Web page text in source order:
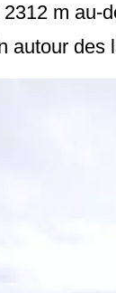
m au-
autour des